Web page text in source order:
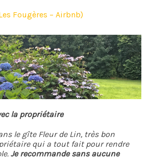
Fougères – Airbnb)
la propriétaire
le gîte Fleur de Lin, très bon
qui a tout fait pour rendre
Je recommande sans aucune